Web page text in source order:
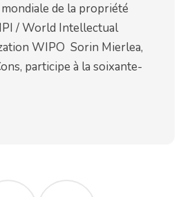
de la propriété
/ World Intellectual
WIPO Sorin Mierlea,
participe à la soixante-